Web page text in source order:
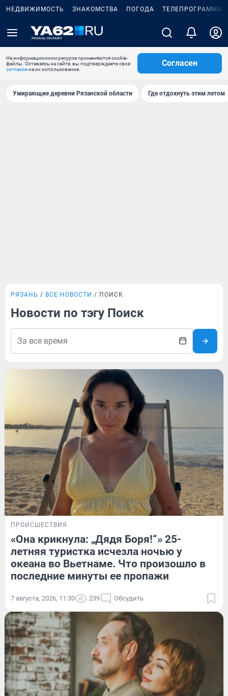
НЕДВИЖИМОСТЬ ЗНАКОМСТВА ПОГОДА ТЕЛЕПРОГРАММА
На информационном ресурсе применяются cookie-
файлы. Оставаясь на сайте, вы подтверждаете свое
согласиена их использование.
Согласен
Умирающие деревни Рязанской области Где отдохнуть этим летом
РЯЗАНЬ ВСЕ НОВОСТИ ПОИСК
Новости по тэгу Поиск
ПРОИСШЕСТВИЯ
«Она крикнула: „Дядя Боря!“» 25-
летняя туристка исчезла ночью у
океана во Вьетнаме. Что произошло в
последние минуты ее пропажи
7 августа, 2026, 11:30 239 Обсудить